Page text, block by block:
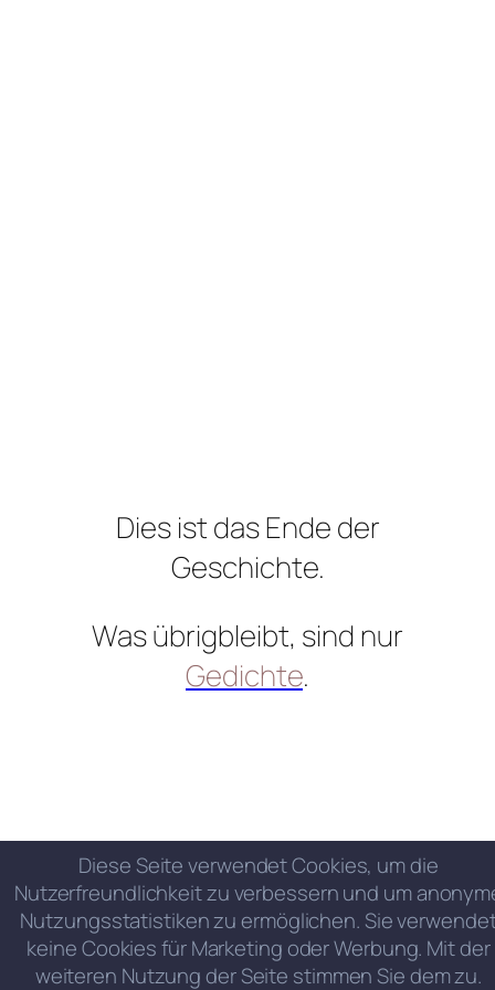
Dies ist das Ende der
Geschichte.
Was übrigbleibt, sind nur
Gedichte.
Diese Seite verwendet Cookies, um die
Nutzerfreundlichkeit zu verbessern und um
Nutzungsstatistiken zu ermöglichen. Sie
keine Cookies für Marketing oder Werbung. Mit der
weiteren Nutzung der Seite stimmen Sie dem zu.